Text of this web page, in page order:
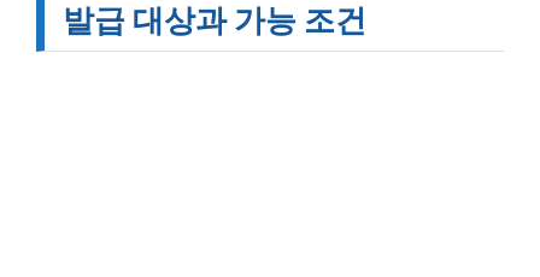
발급 대상과 가능 조건